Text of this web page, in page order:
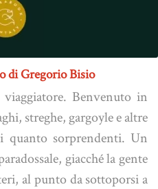
di Gregorio Bisio
Benvenuto in
streghe, gargoyle e altre
quanto sorprendenti. Un
giacché la gente
al punto da sottoporsi a